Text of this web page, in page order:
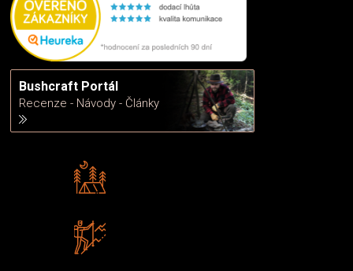
Bushcraft Portál
Recenze - Návody - Články